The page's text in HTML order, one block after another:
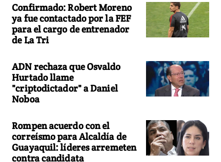
Confirmado: Robert Moreno
ya fue contactado por la FEF
para el cargo de entrenador
de La Tri
ADN rechaza que Osvaldo
Hurtado llame
"criptodictador" a Daniel
Noboa
Rompen acuerdo con el
correísmo para Alcaldía de
Guayaquil: líderes arremeten
contra candidata